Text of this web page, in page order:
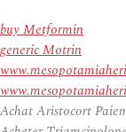
buy Metformin
generic Motrin
Achat Aristocort